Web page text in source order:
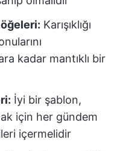
öğeleri: Karışıklığı
kadar mantıklı bir
İyi bir şablon,
için her gündem
içermelidir